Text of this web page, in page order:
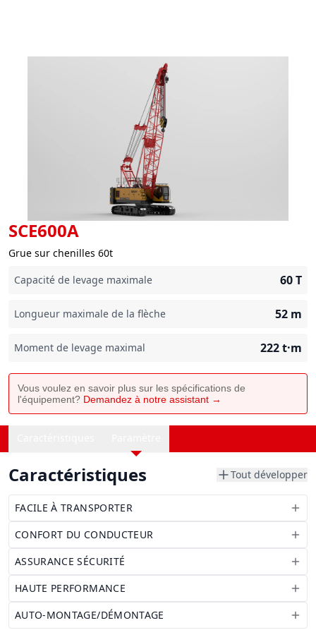
SCE600A
Grue sur chenilles 60t
Capacité de levage maximale
60T
Longueur maximale de la flèche 52 m
Moment de levage maximal 222t·m
Vous voulez en savoir plus sur les spécifications de
l'équipement? Demandez à notre assistant →
Caractéristiques Tout développer
FACILE À TRANSPORTER
CONFORT DU CONDUCTEUR
ASSURANCE SÉCURITÉ
HAUTE PERFORMANCE
AUTO-MONTAGE/DÉMONTAGE